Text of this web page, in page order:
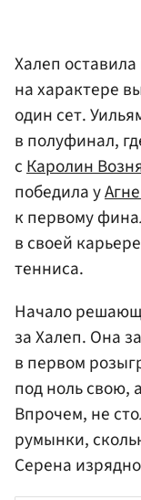
Халеп
на характере
один сет.
в полуфинал,
сКаролин
победила у
к первому
в своей
тенниса.
Начало
за Халеп. Она
в первом
под ноль свою,
Впрочем, не
румынки,
Серена